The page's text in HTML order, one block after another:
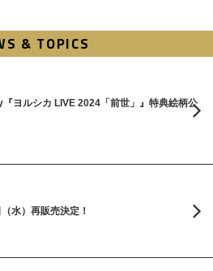
& TOPICS
ヨルシカ LIVE 2024「前世」』特典絵柄公
水）再販売決定！